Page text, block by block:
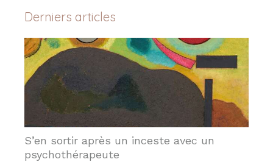
Derniers articles
S’en sortir après un inceste avec un
psychothérapeute